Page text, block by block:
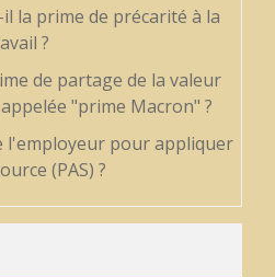
la prime de précarité à la
?
de partage de la valeur
"prime Macron" ?
l'employeur pour appliquer
(PAS) ?